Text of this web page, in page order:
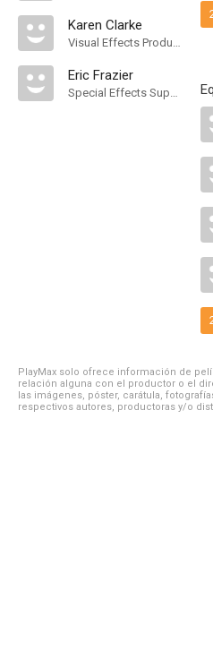
Karen Clarke
Visual Effects Producer
Eric Frazier
Special Effects Supervisor
PlayMax solo ofrece información de
relación alguna con el productor o el
las imágenes, póster, carátula,
respectivos autores, productoras y/o